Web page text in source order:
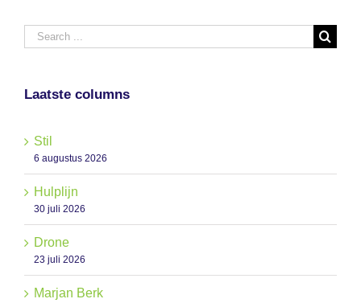
Search
for:
Laatste columns
Stil
6 augustus 2026
Hulplijn
30 juli 2026
Drone
23 juli 2026
Marjan Berk